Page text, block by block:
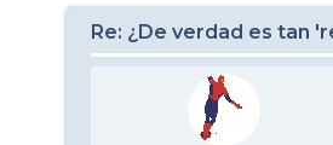
Re: ¿De verdad es tan